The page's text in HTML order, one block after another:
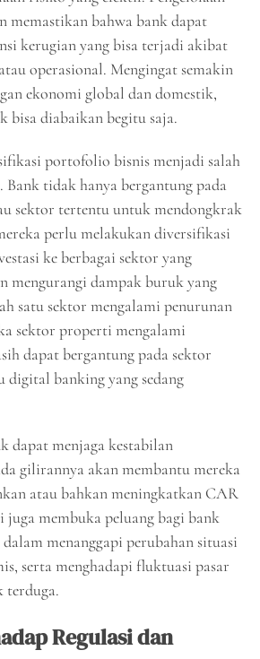
memastikan bahwa bank dapat
kerugian yang bisa terjadi akibat
operasional. Mengingat semakin
ekonomi global dan domestik,
diabaikan begitu saja.
portofolio bisnis menjadi salah
Bank tidak hanya bergantung pada
sektor tertentu untuk mendongkrak
perlu melakukan diversifikasi
ke berbagai sektor yang
mengurangi dampak buruk yang
satu sektor mengalami penurunan
sektor properti mengalami
dapat bergantung pada sektor
digital banking yang sedang
dapat menjaga kestabilan
gilirannya akan membantu mereka
atau bahkan meningkatkan CAR
juga membuka peluang bagi bank
menanggapi perubahan situasi
serta menghadapi fluktuasi pasar
terduga.
Regulasi dan